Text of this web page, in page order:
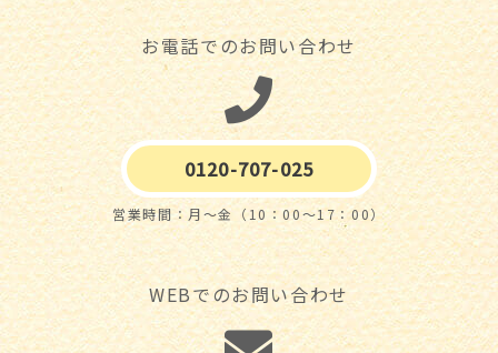
お電話でのお問い合わせ
0120-707-025
営業時間：月～金（10：00～17：00）
WEBでのお問い合わせ